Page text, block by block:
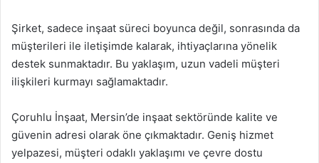
Şirket, sadece inşaat süreci boyunca değil, sonrasında da
müşterileri ile iletişimde kalarak, ihtiyaçlarına yönelik
destek sunmaktadır. Bu yaklaşım, uzun vadeli müşteri
ilişkileri kurmayı sağlamaktadır.
Çoruhlu İnşaat, Mersin’de inşaat sektöründe kalite ve
güvenin adresi olarak öne çıkmaktadır. Geniş hizmet
yelpazesi, müşteri odaklı yaklaşımı ve çevre dostu